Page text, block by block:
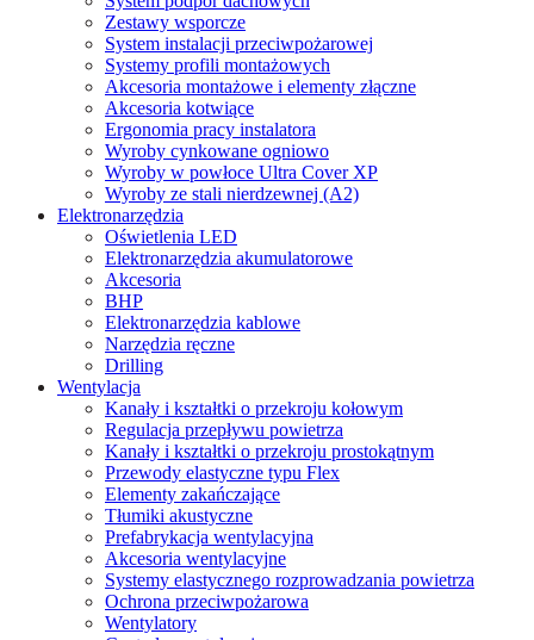
Zestawy wsporcze
System instalacji przeciwpożarowej
Systemy profili montażowych
Akcesoria montażowe i elementy złączne
Akcesoria kotwiące
Ergonomia pracy instalatora
Wyroby cynkowane ogniowo
Wyroby w powłoce Ultra Cover XP
Wyroby ze stali nierdzewnej (A2)
Elektronarzędzia
Oświetlenia LED
Elektronarzędzia akumulatorowe
Akcesoria
BHP
Elektronarzędzia kablowe
Narzędzia ręczne
Drilling
Wentylacja
Kanały i kształtki o przekroju kołowym
Regulacja przepływu powietrza
Kanały i kształtki o przekroju prostokątnym
Przewody elastyczne typu Flex
Elementy zakańczające
Tłumiki akustyczne
Prefabrykacja wentylacyjna
Akcesoria wentylacyjne
Systemy elastycznego rozprowadzania powietrza
Ochrona przeciwpożarowa
Wentylatory